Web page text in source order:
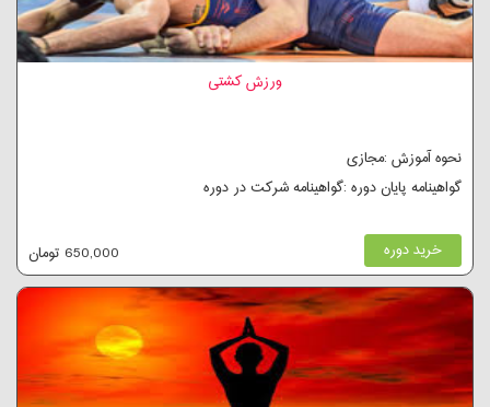
ورزش کشتی
نحوه آموزش :مجازی
گواهینامه پایان دوره :گواهینامه شرکت در دوره
خرید دوره 650,000 تومان